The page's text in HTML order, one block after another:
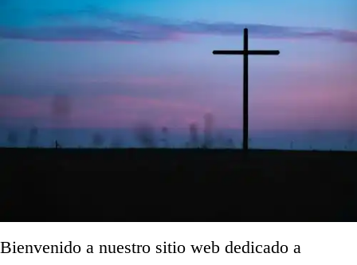
Bienvenido a nuestro sitio web dedicado a